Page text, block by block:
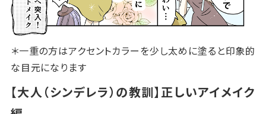
＊一重の方はアクセントカラーを少し太めに塗ると印象的
な目元になります
【大人（シンデレラ）の教訓】正しいアイメイク